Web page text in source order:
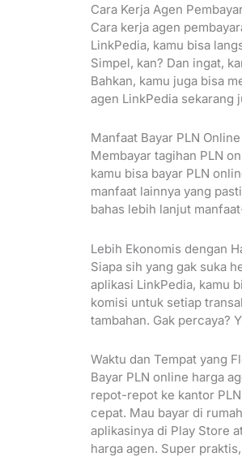
Cara Kerja Agen
Cara kerja agen
LinkPedia, kamu bisa
Simpel, kan? Dan ingat,
Bahkan, kamu juga bisa
agen LinkPedia sekarang
Manfaat Bayar PLN
Membayar tagihan PLN
kamu bisa bayar PLN
manfaat lainnya yang
bahas lebih lanjut
Lebih Ekonomis dengan
Siapa sih yang gak suka
aplikasi LinkPedia, kamu
komisi untuk setiap
tambahan. Gak percaya?
Waktu dan Tempat yang
Bayar PLN online harga
repot-repot ke kantor
cepat. Mau bayar di
aplikasinya di Play Store
harga agen. Super